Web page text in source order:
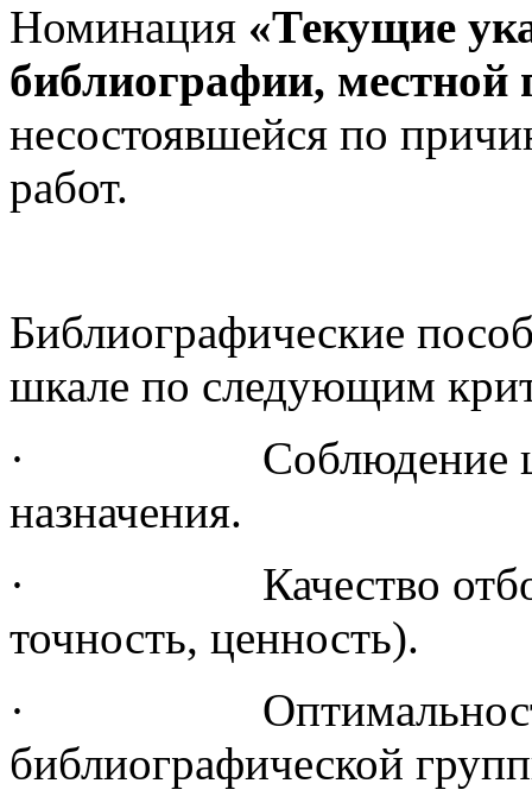
Номинация «Текущие
библиографии, местной
несостоявшейся по
работ.
Библиографические
шкале по следующим
· Соблюдение
назначения.
· Качество отбора
точность, ценность).
· Оптимальность
библиографической